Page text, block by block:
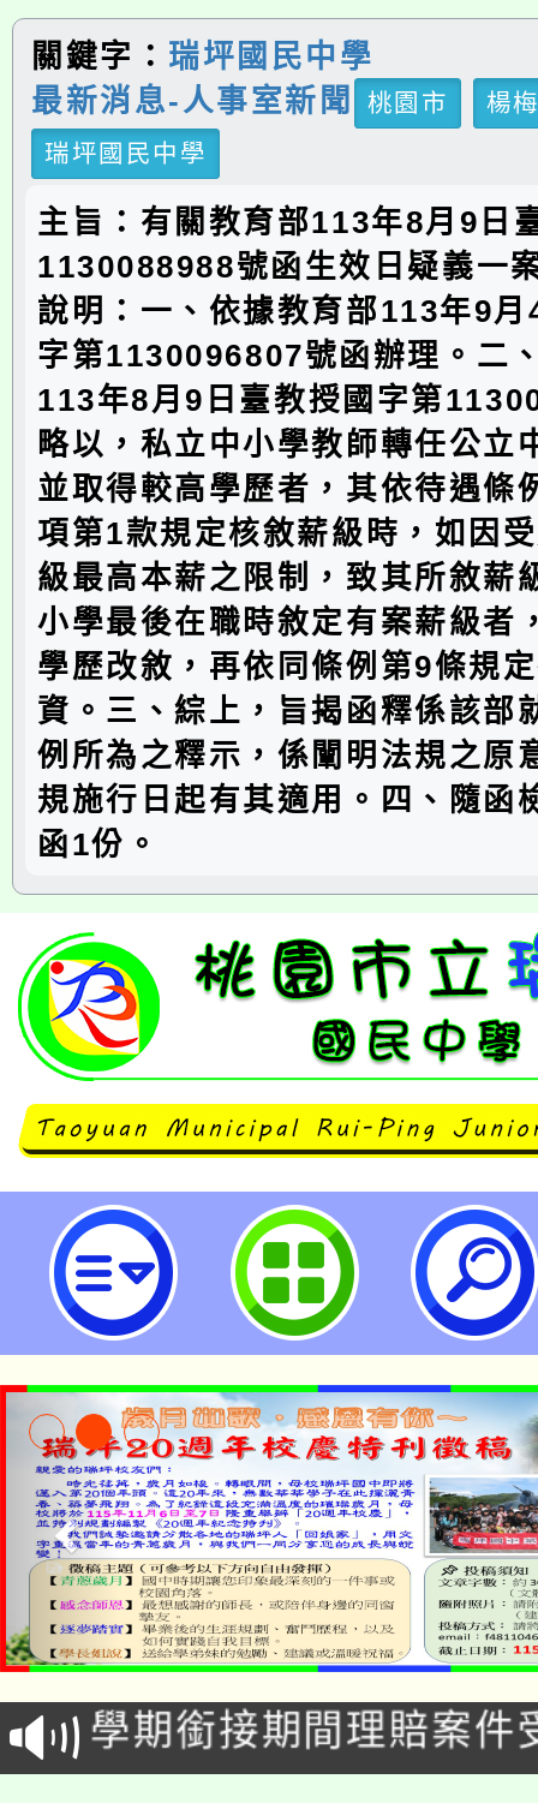
關鍵字： 瑞坪國民中學
最新消息-人事室新聞
桃園市
楊
瑞坪國民中學
主旨：有關教育部113年8月9日
1130088988號函生效日疑義一
說明：一、依據教育部113年9
字第1130096807號函辦理。二
113年8月9日臺教授國字第
略以，私立中小學教師轉任公立
並取得較高學歷者，其依待遇條
項第1款規定核敘薪級時，如因
級最高本薪之限制，致其所敘薪
小學最後在職時敘定有案薪級者
學歷改敘，再依同條例第9條規
資。三、綜上，旨揭函釋係該部
例所為之釋示，係闡明法規之原
規施行日起有其適用。四、隨函
函1份。
有關教育部113年8月9日臺教授國
1130088988號函生效日疑義-桃園
淨零綠生活教案入校路
會
115年食農教育專業人
程
學期銜接期間理賠案件
學籍身 分審查程序及
淨零綠領人才培育課程